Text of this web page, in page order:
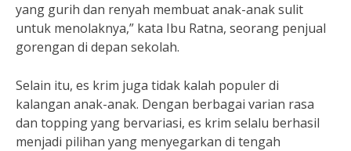
yang gurih dan renyah membuat anak-anak sulit
untuk menolaknya,” kata Ibu Ratna, seorang penjual
gorengan di depan sekolah.
Selain itu, es krim juga tidak kalah populer di
kalangan anak-anak. Dengan berbagai varian rasa
dan topping yang bervariasi, es krim selalu berhasil
menjadi pilihan yang menyegarkan di tengah